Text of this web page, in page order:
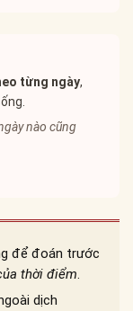
từng ngày,
nào cũng
để đoán trước
thời điểm.
dịch